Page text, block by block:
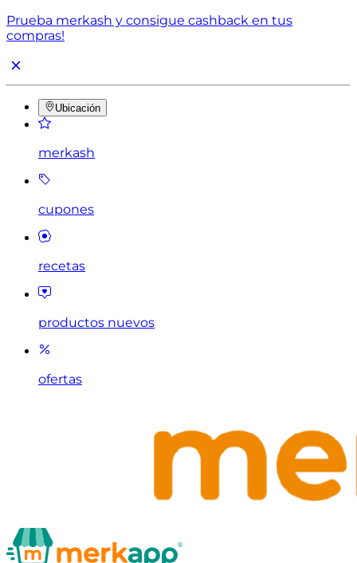
Prueba merkash y consigue cashback en tus
compras!
Ubicación
merkash
cupones
recetas
productos nuevos
ofertas